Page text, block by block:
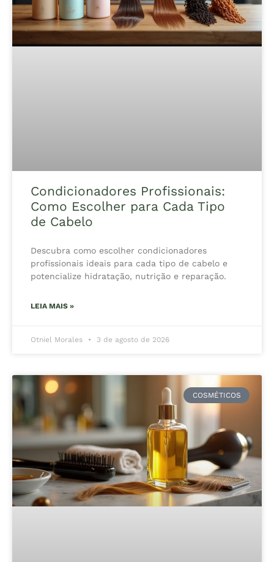
Condicionadores Profissionais:
Como Escolher para Cada Tipo
de Cabelo
Descubra como escolher condicionadores
profissionais ideais para cada tipo de cabelo e
potencialize hidratação, nutrição e reparação.
LEIA MAIS »
Otniel Morales 3 de agosto de 2026
COSMÉTICOS